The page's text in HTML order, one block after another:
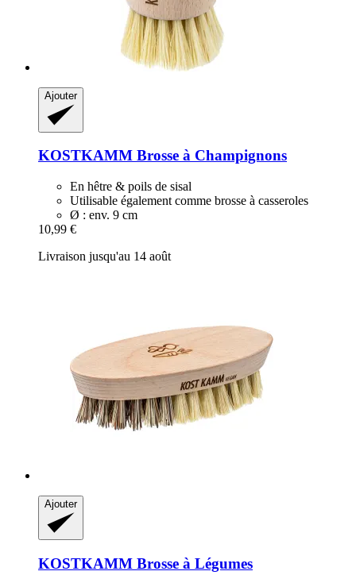
Ajouter
KOSTKAMM Brosse à Champignons
En hêtre & poils de sisal
Utilisable également comme brosse à casseroles
Ø : env. 9 cm
10,99 €
Livraison jusqu'au 14 août
Ajouter
KOSTKAMM Brosse à Légumes